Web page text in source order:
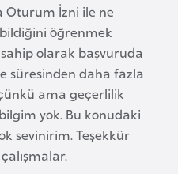
Oturum İzni ile ne
öğrenmek
olarak başvuruda
süresinden daha fazla
ama geçerlilik
yok. Bu konudaki
sevinirim. Teşekkür